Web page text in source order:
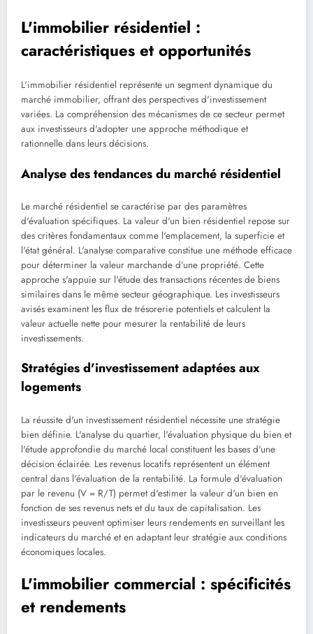
L'immobilier résidentiel :
caractéristiques et opportunités
L'immobilier résidentiel représente un segment dynamique du
marché immobilier, offrant des perspectives d'investissement
variées. La compréhension des mécanismes de ce secteur permet
aux investisseurs d'adopter une approche méthodique et
rationnelle dans leurs décisions.
Analyse des tendances du marché résidentiel
Le marché résidentiel se caractérise par des paramètres
d'évaluation spécifiques. La valeur d'un bien résidentiel repose sur
des critères fondamentaux comme l'emplacement, la superficie et
l'état général. L'analyse comparative constitue une méthode efficace
pour déterminer la valeur marchande d'une propriété. Cette
approche s'appuie sur l'étude des transactions récentes de biens
similaires dans le même secteur géographique. Les investisseurs
avisés examinent les flux de trésorerie potentiels et calculent la
valeur actuelle nette pour mesurer la rentabilité de leurs
investissements.
Stratégies d'investissement adaptées aux
logements
La réussite d'un investissement résidentiel nécessite une stratégie
bien définie. L'analyse du quartier, l'évaluation physique du bien et
l'étude approfondie du marché local constituent les bases d'une
décision éclairée. Les revenus locatifs représentent un élément
central dans l'évaluation de la rentabilité. La formule d'évaluation
par le revenu (V = R/T) permet d'estimer la valeur d'un bien en
fonction de ses revenus nets et du taux de capitalisation. Les
investisseurs peuvent optimiser leurs rendements en surveillant les
indicateurs du marché et en adaptant leur stratégie aux conditions
économiques locales.
L'immobilier commercial : spécificités
et rendements